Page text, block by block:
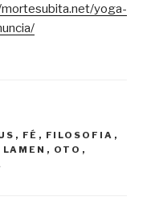
yoga-
, FÉ , FILOSOFIA ,
LAMEN , OTO ,